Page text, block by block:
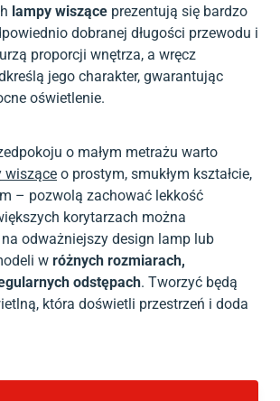
lampy wiszące prezentują się bardzo
dobranej długości przewodu i
proporcji wnętrza, a wręcz
jego charakter, gwarantując
oświetlenie.
o małym metrażu warto
wiszące o prostym, smukłym kształcie,
– pozwolą zachować lekkość
korytarzach można
odważniejszy design lamp lub
w różnych rozmiarach,
odstępach. Tworzyć będą
która doświetli przestrzeń i doda